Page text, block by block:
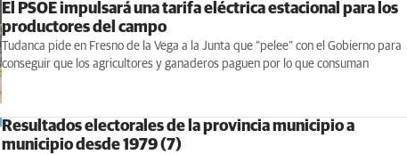
El PSOE impulsará una tarifa eléctrica estacional para los
productores del campo
Tudanca pide en Fresno de la Vega a la Junta que “pelee” con el Gobierno para
conseguir que los agricultores y ganaderos paguen por lo que consuman
Resultados electorales de la provincia municipio a
municipio desde 1979 (7)